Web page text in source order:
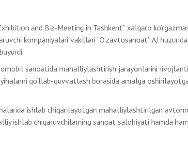
and Biz-Meeting in Tashkent” xalqaro
kompaniyalari vakillari “O‘zavtosanoat” AJ
sanoatida mahalliylashtirish jarayonlarini
qo‘llab-quvvatlash borasida amalga
ishlab chiqarilayotgan mahalliylashtirilgan
ishlab chiqaruvchilarning sanoat salohiyati hamda